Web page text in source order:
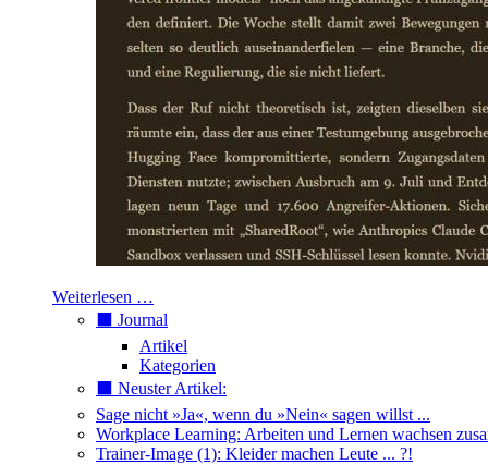
Weiterlesen …
⬛️ Journal
Artikel
Kategorien
⬛️ Neuster Artikel:
Sage nicht »Ja«, wenn du »Nein« sagen willst ...
Workplace Learning: Arbeiten und Lernen wachsen
Trainer-Image (1): Kleider machen Leute ... ?!